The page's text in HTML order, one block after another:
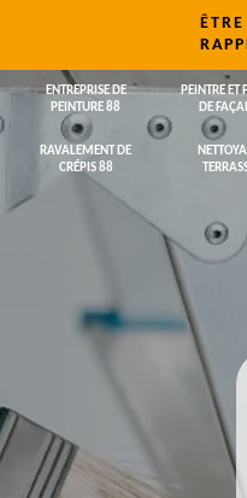
ÊTRE
ENTREPRISE DE
PEINTURE 88
PEINTRE ET
DE
RAVALEMENT DE
CRÉPIS 88